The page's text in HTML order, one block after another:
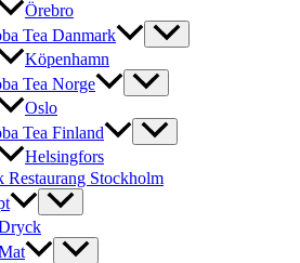
Örebro
Tea Danmark
Köpenhamn
Tea Norge
Oslo
Tea Finland
Helsingfors
Restaurang Stockholm